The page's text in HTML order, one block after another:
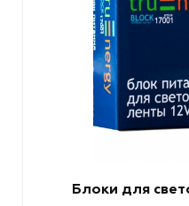
Блоки для